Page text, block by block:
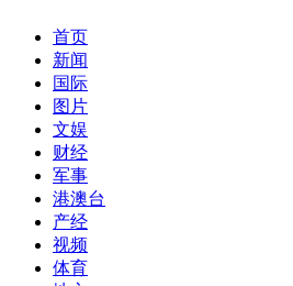
首页
新闻
国际
图片
文娱
财经
军事
港澳台
产经
视频
体育